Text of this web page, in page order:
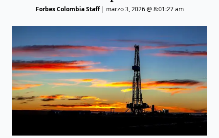
Forbes Colombia Staff| marzo 3, 2026 @ 8:01:27 am